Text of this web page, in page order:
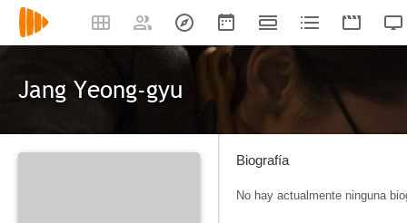
Jang Yeong-gyu
Biografía
No hay actualmente ninguna